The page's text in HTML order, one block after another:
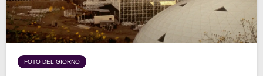
FOTO DEL GIORNO